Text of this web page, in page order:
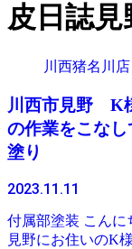
皮日誌見
川西猪名川
川西市見野 K
の作業をこな
塗り
2023.11.11
付属部塗装 こん
見野にお住いのK